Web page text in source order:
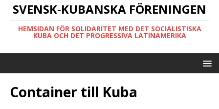
SVENSK-KUBANSKA FÖRENINGEN
HEMSIDAN FÖR SOLIDARITET MED DET SOCIALISTISKA
KUBA OCH DET PROGRESSIVA LATINAMERIKA
Container till Kuba